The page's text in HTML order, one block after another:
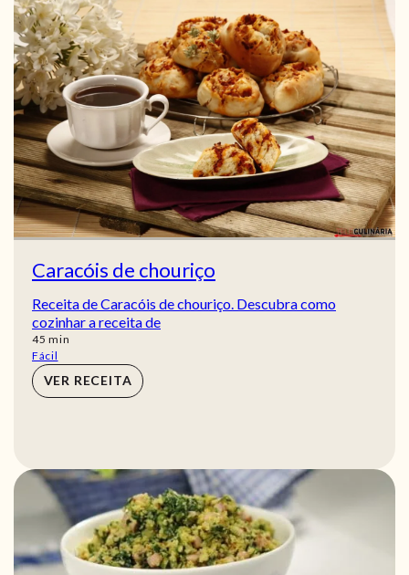
Caracóis de chouriço
Receita de Caracóis de chouriço. Descubra como
cozinhar a receita de
45 min
min
Fácil
VER RECEITA